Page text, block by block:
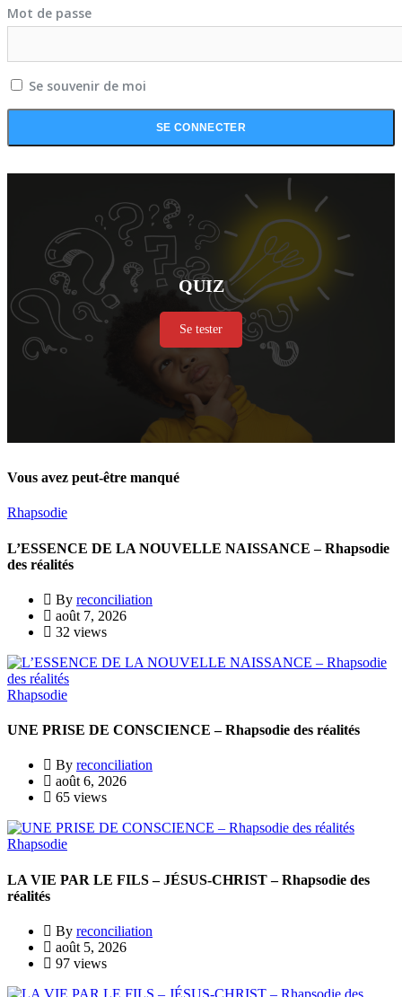
Mot de passe
Se souvenir de moi
QUIZ
Se tester
Vous avez peut-être manqué
Rhapsodie
L’ESSENCE DE LA NOUVELLE NAISSANCE – Rhapsodie
des réalités
By reconciliation
août 7, 2026
32 views
Rhapsodie
UNE PRISE DE CONSCIENCE – Rhapsodie des réalités
By reconciliation
août 6, 2026
65 views
Rhapsodie
LA VIE PAR LE FILS – JÉSUS-CHRIST – Rhapsodie des
réalités
By reconciliation
août 5, 2026
97 views